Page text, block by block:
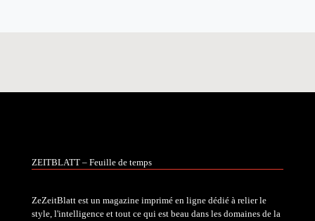
ZEITBLATT – Feuille de temps
ZeZeitBlatt est un magazine imprimé en ligne dédié à relier le
style, l'intelligence et tout ce qui est beau dans les domaines de la